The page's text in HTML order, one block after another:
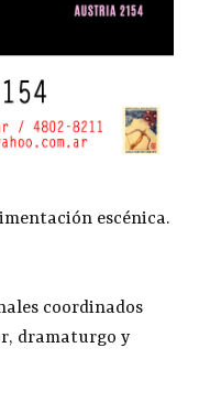
escénica.
coordinados
dramaturgo y